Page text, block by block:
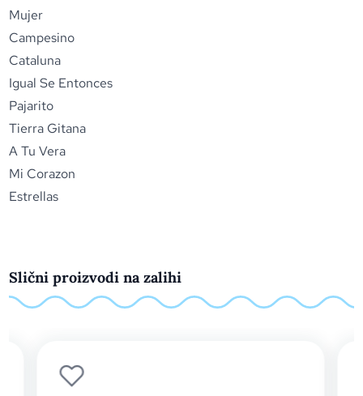
Mujer
Campesino
Cataluna
Igual Se Entonces
Pajarito
Tierra Gitana
A Tu Vera
Mi Corazon
Estrellas
Slični proizvodi na zalihi